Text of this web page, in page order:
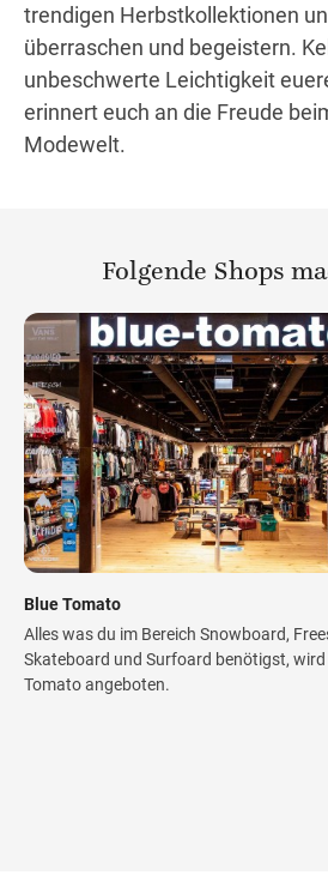
trendigen Herbstkollektionen
überraschen und begeistern.
unbeschwerte Leichtigkeit
erinnert euch an die Freude
Modewelt.
Folgende Shops
Blue Tomato
Alles was du im Bereich Snowboard,
Skateboard und Surfoard benötigst, wird
Tomato angeboten.